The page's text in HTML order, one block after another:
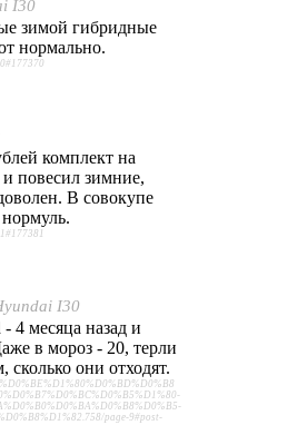
I30
зимой гибридные
нормально.
комплект на
повесил зимние,
В совокупе
I30
4 месяца назад и
в мороз - 20, терли
они отходят.
page-9#post-